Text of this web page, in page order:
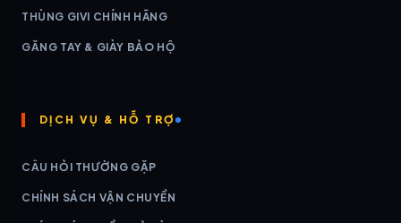
THÙNG GIVI CHÍNH HÃNG
GĂNG TAY & GIÀY BẢO HỘ
DỊCH VỤ & HỖ TRỢ
CÂU HỎI THƯỜNG GẶP
CHÍNH SÁCH VẬN CHUYỂN